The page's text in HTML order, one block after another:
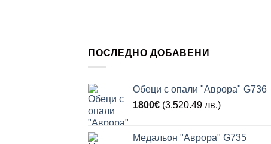
ПОСЛЕДНО ДОБАВЕНИ
Обеци с опали "Аврора" G736
1800€ (3,520.49 лв.)
Медальон "Аврора" G735